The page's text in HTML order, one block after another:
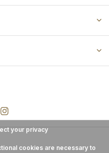
your privacy
cookies are necessary to